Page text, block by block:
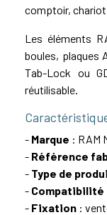
comptoir,
Les éléments
boules, plaques
Tab-Lock ou
réutilisable.
- Marque : RAM
- Référence
- Type de
- Compatibilité
- Fixation :